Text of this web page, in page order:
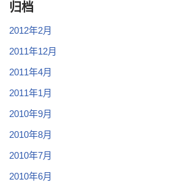
归档
2012年2月
2011年12月
2011年4月
2011年1月
2010年9月
2010年8月
2010年7月
2010年6月